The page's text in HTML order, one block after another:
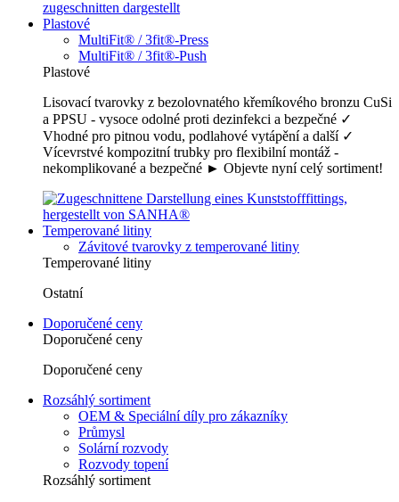
Plastové
MultiFit® / 3fit®-Press
MultiFit® / 3fit®-Push
Plastové
Lisovací tvarovky z bezolovnatého křemíkového bronzu CuSi
a PPSU - vysoce odolné proti dezinfekci a bezpečné ✓
Vhodné pro pitnou vodu, podlahové vytápění a další ✓
Vícevrstvé kompozitní trubky pro flexibilní montáž -
nekomplikované a bezpečné ► Objevte nyní celý sortiment!
Temperované litiny
Závitové tvarovky z temperované litiny
Temperované litiny
Ostatní
Doporučené ceny
Doporučené ceny
Doporučené ceny
Rozsáhlý sortiment
OEM & Speciální díly pro zákazníky
Průmysl
Solární rozvody
Rozvody topení
Rozsáhlý sortiment